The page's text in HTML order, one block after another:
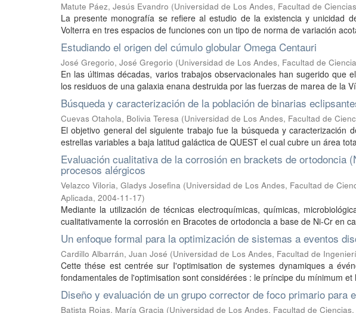
Matute Páez, Jesús Evandro (Universidad de Los Andes, Facultad de
La presente monografía se refiere al estudio de la existencia y unicidad
Volterra en tres espacios de funciones con un tipo de norma de variación
Estudiando el origen del cúmulo globular Omega Centauri
José Gregorio, José Gregorio (Universidad de Los Andes, Facultad de
En las últimas décadas, varios trabajos observacionales han sugerido que
los residuos de una galaxia enana destruida por las fuerzas de marea de la
Búsqueda y caracterización de la población de binarias
Cuevas Otahola, Bolivia Teresa (Universidad de Los Andes, Facultad de
El objetivo general del siguiente trabajo fue la búsqueda y caracterización
estrellas variables a baja latitud galáctica de QUEST el cual cubre un área
Evaluación cualitativa de la corrosión en brackets de ortodoncia
procesos alérgicos
Velazco Viloria, Gladys Josefina (Universidad de Los Andes, Facultad de
Aplicada, 2004-11-17)
Mediante la utilización de técnicas electroquímicas, químicas,
cualitativamente la corrosión en Bracotes de ortodoncia a base de Ni-Cr en
Un enfoque formal para la optimización de sistemas a eventos
Cardillo Albarrán, Juan José (Universidad de Los Andes, Facultad de
Cette thése est centrée sur I'optimisation de systemes dynamiques a
fondamentales de l'optimisation sont considérées : le príncipe du mínimum et
Diseño y evaluación de un grupo corrector de foco primario para
Batista Rojas, María Gracia (Universidad de Los Andes, Facultad de